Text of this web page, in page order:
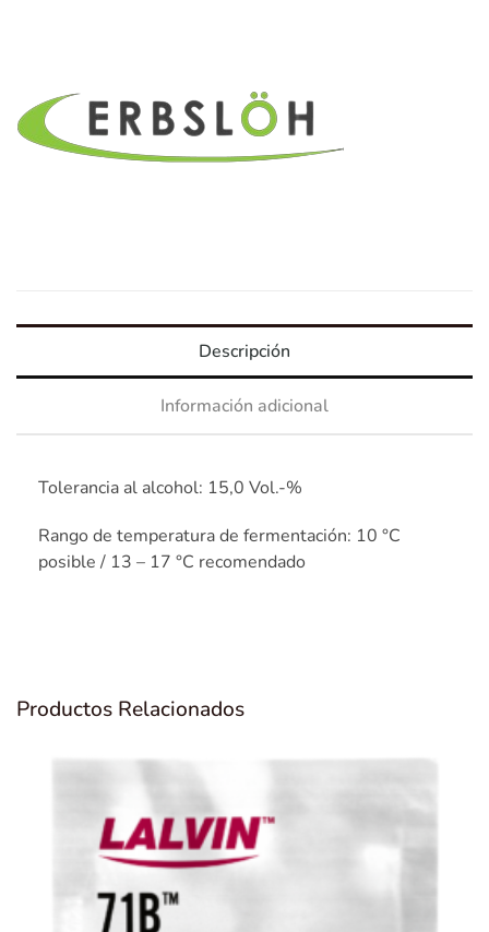
Descripción
Información adicional
Tolerancia al alcohol: 15,0 Vol.-%
Rango de temperatura de fermentación: 10 °C
posible / 13 – 17 °C recomendado
Productos Relacionados